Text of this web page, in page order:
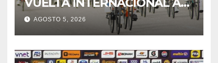
ZAMORA
AGOSTO 5, 2026